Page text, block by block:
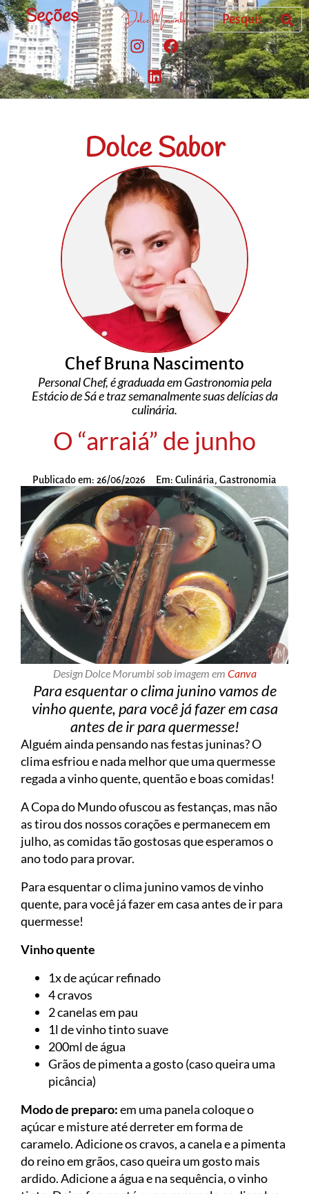
Seções
Dolce Sabor
Chef Bruna Nascimento
Personal Chef, é graduada em Gastronomia pela
Estácio de Sá e traz semanalmente suas delícias da
culinária.
O “arraiá” de junho
Publicado em: 26/06/2026 Em: Culinária, Gastronomia
Design Dolce Morumbi sob imagem em Canva
Para esquentar o clima junino vamos de
vinho quente, para você já fazer em casa
antes de ir para quermesse!
Alguém ainda pensando nas festas juninas? O
clima esfriou e nada melhor que uma quermesse
regada a vinho quente, quentão e boas comidas!
A Copa do Mundo ofuscou as festanças, mas não
as tirou dos nossos corações e permanecem em
julho, as comidas tão gostosas que esperamos o
ano todo para provar.
Para esquentar o clima junino vamos de vinho
quente, para você já fazer em casa antes de ir para
quermesse!
Vinho quente
1x de açúcar refinado
4 cravos
2 canelas em pau
1l de vinho tinto suave
200ml de água
Grãos de pimenta a gosto (caso queira uma
picância)
Modo de preparo:em uma panela coloque o
açúcar e misture até derreter em forma de
caramelo. Adicione os cravos, a canela e a pimenta
do reino em grãos, caso queira um gosto mais
ardido. Adicione a água e na sequência, o vinho